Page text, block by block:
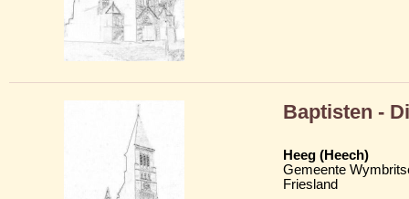
Baptisten -
Heeg (Heech)
Gemeente
Friesland